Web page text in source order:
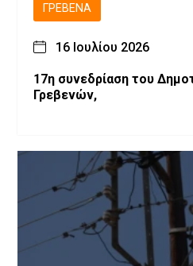
ΓΡΕΒΕΝΆ
16 Ιουλίου 2026
17η συνεδρίαση του
Γρεβενών,